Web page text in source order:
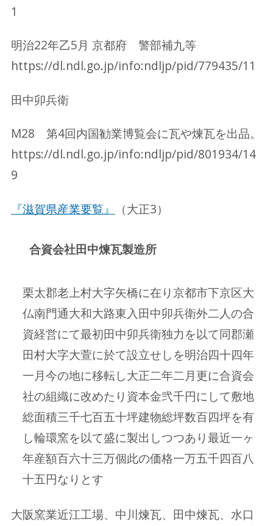
1
明治22年乙5月 京都府 警部補九等
https://dl.ndl.go.jp/info:ndljp/pid/779435/11
田中卯兵衛
M28 第4回内国勧業博覧会に瓦や煉瓦を出品。
https://dl.ndl.go.jp/info:ndljp/pid/801934/14
9
『滋賀県産業要覧』 （大正3）
合資会社田中煉瓦製造所
栗太郡老上村大字矢橋に在り京都市下京区大
仏南門通大和大路東入田中卯兵衛外二人の合
資経営にて最初田中卯兵衛独力を以て同郡瀬
田村大字大萱に於て設立せしを明治四十四年
一月今の地に移転し大正二年二月更に合資会
社の組織に改めたり資本金弐千円にして敷地
総面積三千七百五十坪建物総坪数百四坪を有
し輪環窯を以て盛に製出しつつあり最近一ヶ
年産額百六十三万個此の価格一万五千四百八
十五円なりとす
大阪窯業近江工場、中川煉瓦、田中煉瓦、水口